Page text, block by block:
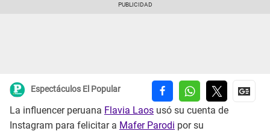
Espectáculos El Popular
La influencer peruana Flavia Laos usó su cuenta de
Instagram para felicitar a Mafer Parodi por su